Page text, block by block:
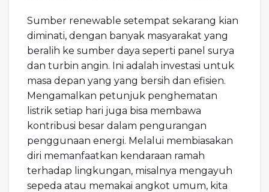
Sumber renewable setempat sekarang kian
diminati, dengan banyak masyarakat yang
beralih ke sumber daya seperti panel surya
dan turbin angin. Ini adalah investasi untuk
masa depan yang yang bersih dan efisien.
Mengamalkan petunjuk penghematan
listrik setiap hari juga bisa membawa
kontribusi besar dalam pengurangan
penggunaan energi. Melalui membiasakan
diri memanfaatkan kendaraan ramah
terhadap lingkungan, misalnya mengayuh
sepeda atau memakai angkot umum, kita